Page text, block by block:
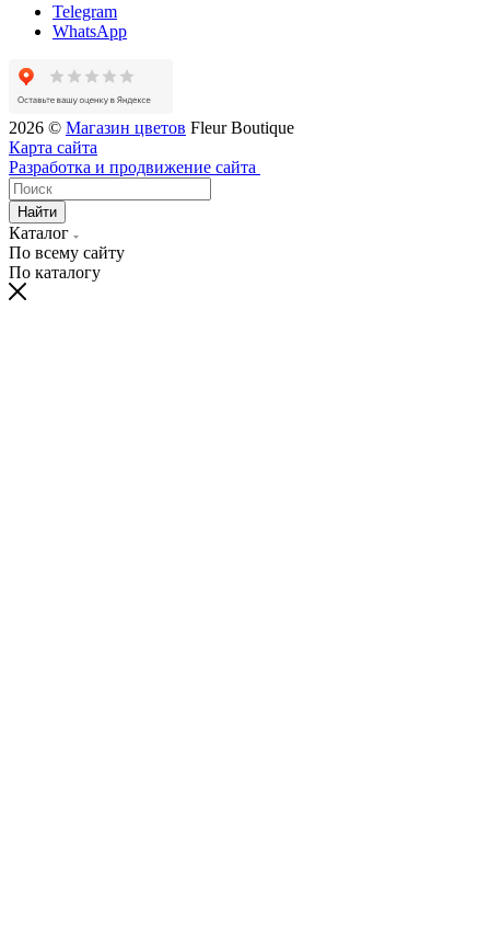
Telegram
WhatsApp
2026 © Магазин цветов Fleur Boutique
Карта сайта
Разработка и продвижение сайта
Найти
Каталог
По всему сайту
По каталогу